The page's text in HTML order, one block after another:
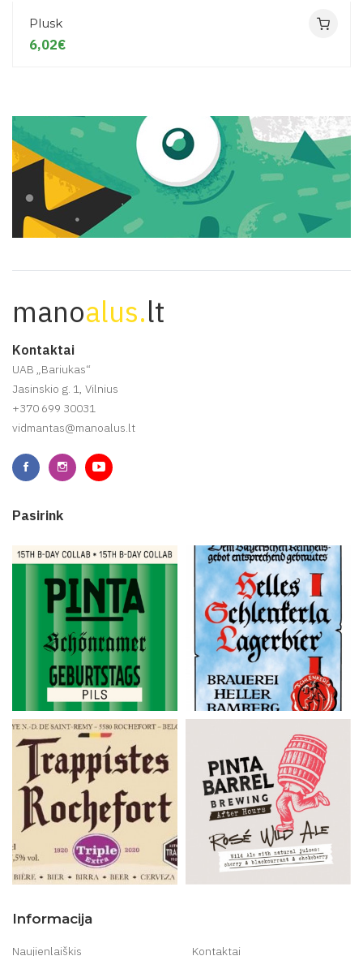
Plusk
6,02€
manoalus.lt
Kontaktai
UAB „Bariukas“
Jasinskio g. 1, Vilnius
+370 699 30031
vidmantas@manoalus.lt
Pasirink
Informacija
Naujienlaiškis Kontaktai